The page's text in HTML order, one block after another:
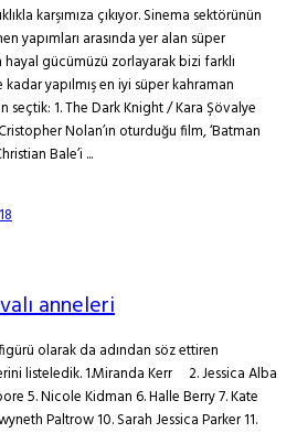
karşımıza çıkıyor. Sinema sektörünün
yapımları arasında yer alan süper
gücümüzü zorlayarak bizi farklı
yapılmış en iyi süper kahraman
1. The Dark Knight / Kara Şövalye
Nolan’ın oturduğu film, ‘Batman
Bale’i ...
anneleri
figürü olarak da adından söz ettiren
listeledik. 1.Miranda Kerr 2. Jessica Alba
5. Nicole Kidman 6. Halle Berry 7. Kate
Paltrow 10. Sarah Jessica Parker 11.